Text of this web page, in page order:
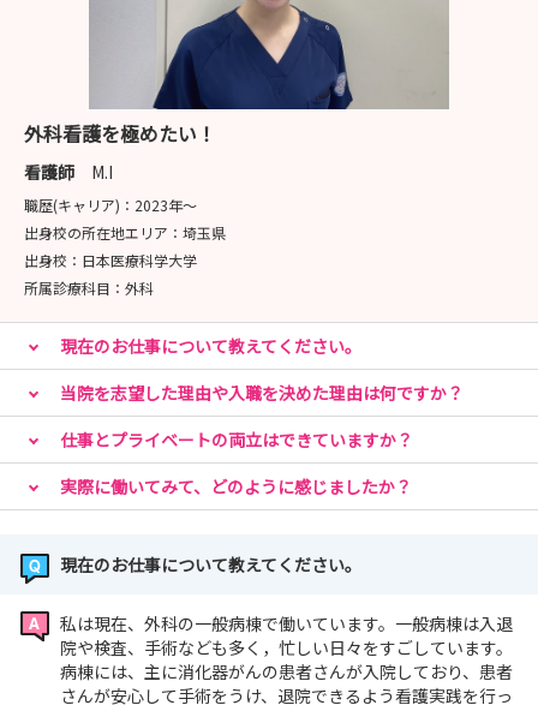
★インスタグラム（看護部リクルート）
先輩紹介や病棟の雰囲気をお届けしています。
https://www.instagram.com/smug.kango?
igsh=MW9kYXJvZGNsd2F6OQ%3D%3D&utm_source=q
r
★お問い合わせ
📞 049-276-1115
📧 kangokikaku@saitama-med.ac.jp（看護職採
お気軽にお問合せください。
外科看護を極めたい！
看護師 M.I
職歴(キャリア)： 2023年〜
出身校の所在地エリア： 埼玉県
出身校： 日本医療科学大学
所属診療科目： 外科
現在のお仕事について教えてください。
当院を志望した理由や入職を決めた理由は何ですか？
仕事とプライベートの両立はできていますか？
実際に働いてみて、どのように感じましたか？
現在のお仕事について教えてください。
私は現在、外科の一般病棟で働いています。一般病棟は入退
院や検査、手術なども多く，忙しい日々をすごしています。
病棟には、主に消化器がんの患者さんが入院しており、患者
さんが安心して手術をうけ、退院できるよう看護実践を行っ